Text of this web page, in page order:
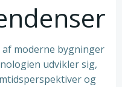
moderne bygninger
udvikler sig,
og